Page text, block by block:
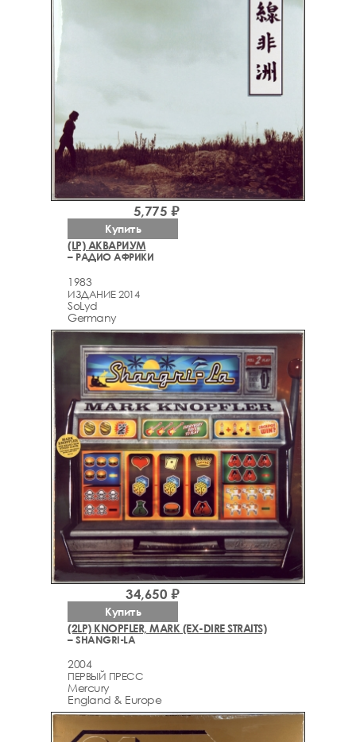
(LP) АКВАРИУМ
– РАДИО АФРИКИ
1983
ИЗДАНИЕ 2014
SoLyd
Germany
5,775 ₽
Купить
(2LP) KNOPFLER, MARK (EX-DIRE STRAITS)
– SHANGRI-LA
2004
ПЕРВЫЙ ПРЕСС
Mercury
England & Europe
34,650 ₽
Купить